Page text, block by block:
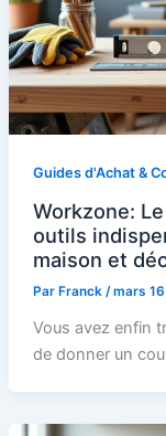
Guides d'Achat &
Workzone:
outils
maison et
Par Franck /mars
Vous avez enfin
de donner un